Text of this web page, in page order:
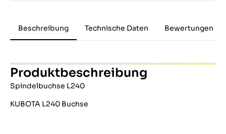
Beschreibung Technische Daten Bewertungen
Produktbeschreibung
Spindelbuchse L240
KUBOTA L240 Buchse